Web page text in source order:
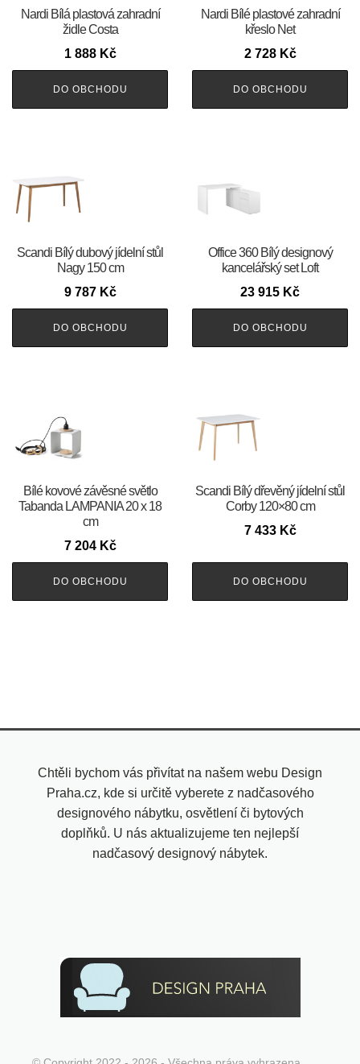
Nardi Bílá plastová zahradní
židle Costa
1 888 Kč
DO OBCHODU
Nardi Bílé plastové zahradní
křeslo Net
2 728 Kč
DO OBCHODU
Scandi Bílý dubový jídelní stůl
Nagy 150 cm
9 787 Kč
DO OBCHODU
Office 360 Bílý designový
kancelářský set Loft
23 915 Kč
DO OBCHODU
Bílé kovové závěsné světlo
Tabanda LAMPANIA 20 x 18
cm
7 204 Kč
DO OBCHODU
Scandi Bílý dřevěný jídelní stůl
Corby 120×80 cm
7 433 Kč
DO OBCHODU
Chtěli bychom vás přivítat na našem webu Design
Praha.cz, kde si určitě vyberete z nadčasového
designového nábytku, osvětlení či bytových
doplňků. U nás aktualizujeme ten nejlepší
nadčasový designový nábytek.